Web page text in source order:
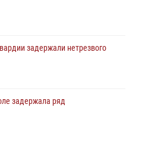
задержали нетрезвого
задержала ряд